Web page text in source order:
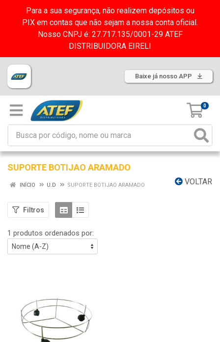
Para a sua segurança, não realizem depósitos ou
PIX em contas que não sejam a nossa conta oficial.
Nosso CNPJ é: 27.717.135/0001-29 ATEF
DISTRIBUIDORA EIRELI
Baixe já nosso APP
0
SUPORTE BOTIJAO ARAMADO
VOLTAR
INÍCIO U.D SUPORTE BOTIJAO ARAMADO
Filtros
1 produtos ordenados por: